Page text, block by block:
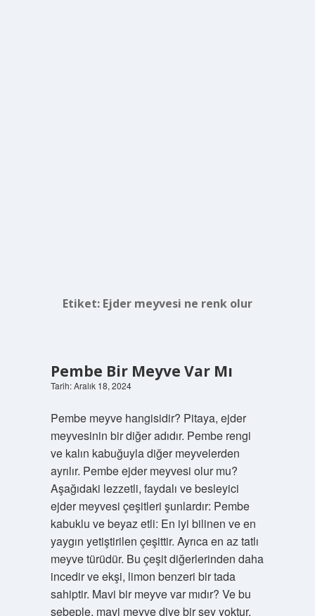
Etiket: Ejder meyvesi ne renk olur
Pembe Bir Meyve Var Mı
Tarih: Aralık 18, 2024
Pembe meyve hangisidir? Pitaya, ejder
meyvesinin bir diğer adıdır. Pembe rengi
ve kalın kabuğuyla diğer meyvelerden
ayrılır. Pembe ejder meyvesi olur mu?
Aşağıdaki lezzetli, faydalı ve besleyici
ejder meyvesi çeşitleri şunlardır: Pembe
kabuklu ve beyaz etli: En iyi bilinen ve en
yaygın yetiştirilen çeşittir. Ayrıca en az tatlı
meyve türüdür. Bu çeşit diğerlerinden daha
incedir ve ekşi, limon benzeri bir tada
sahiptir. Mavi bir meyve var mıdır? Ve bu
sebeple, mavi meyve diye bir şey yoktur,